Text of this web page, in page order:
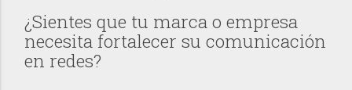
¿Sientes que tu marca o empresa
necesita fortalecer su comunicación
en redes?